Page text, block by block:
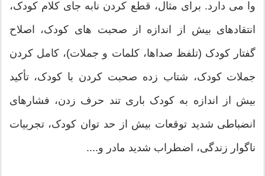
وا می دارد. برای مثال، قطع کردن نابه جای کلام کودک،
انتقادهای بیش از اندازه از صحبت های کودک، اصلاح
گفتار کودک (تلفظ صداها، کلمات و جملات)، کامل کردن
جملات کودک، شتاب زده صحبت کردن با کودک، تأکید
بیش از اندازه به کودک باری تند حرف زدن، فشارهای
انضباطی شدید توقعات بیش از حد توان کودک، تجربیات
ناگوار زندگی، اضطراب شدید مادر و....